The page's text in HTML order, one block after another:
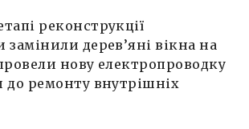
реконструкції
замінили дерев’яні вікна на
нову електропроводку
до ремонту внутрішніх